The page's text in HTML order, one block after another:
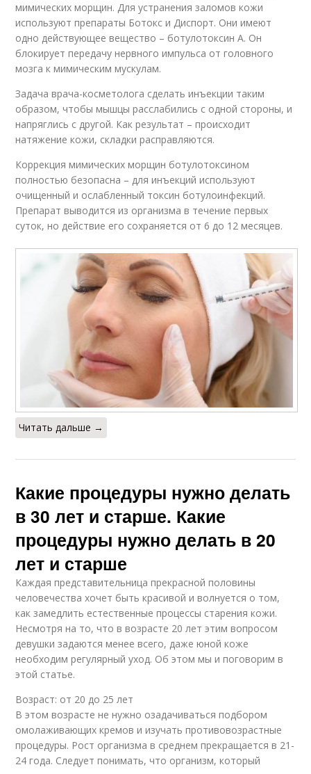
мимических морщин. Для устранения заломов кожи
используют препараты Ботокс и Диспорт. Они имеют
одно действующее вещество – ботулотоксин А. Он
блокирует передачу нервного импульса от головного
мозга к мимическим мускулам.
Задача врача-косметолога сделать инъекции таким
образом, чтобы мышцы расслабились с одной стороны, и
напряглись с другой. Как результат – происходит
натяжение кожи, складки расправляются.
Коррекция мимических морщин ботулотоксином
полностью безопасна – для инъекций используют
очищенный и ослабленный токсин ботулоинфекций.
Препарат выводится из организма в течение первых
суток, но действие его сохраняется от 6 до 12 месяцев.
Читать дальше →
Какие процедуры нужно делать
в 30 лет и старше. Какие
процедуры нужно делать в 20
лет и старше
Каждая представительница прекрасной половины
человечества хочет быть красивой и волнуется о том,
как замедлить естественные процессы старения кожи.
Несмотря на то, что в возрасте 20 лет этим вопросом
девушки задаются менее всего, даже юной коже
необходим регулярный уход. Об этом мы и поговорим в
этой статье.
Возраст: от 20 до 25 лет
В этом возрасте не нужно озадачиваться подбором
омолаживающих кремов и изучать противовозрастные
процедуры. Рост организма в среднем прекращается в 21-
24 года. Следует понимать, что организм, который